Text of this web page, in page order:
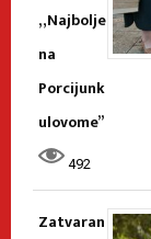
„Najbolje
na
Porcijunk
ulovome”
492
Zatvaran